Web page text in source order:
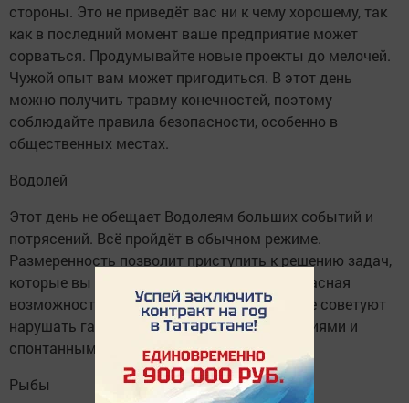
стороны. Это не приведёт вас ни к чему хорошему, так
как в последний момент ваше предприятие может
сорваться. Продумывайте новые проекты до мелочей.
Чужой опыт вам может пригодиться. В этот день
можно получить травму конечностей, поэтому
соблюдайте правила безопасности, особенно в
общественных местах.
Водолей
Этот день не обещает Водолеям больших событий и
потрясений. Всё пройдёт в обычном режиме.
Размеренность позволит приступить к решению задач,
которые вы давно откладывали. Это прекрасная
возможность закрыть все долги. Звезды не советуют
нарушать гармонию рискованными действиями и
спонтанными решениями.
Рыбы